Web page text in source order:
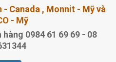
- Canada , Monnit - Mỹ và
- Mỹ
0984 61 69 69 - 08